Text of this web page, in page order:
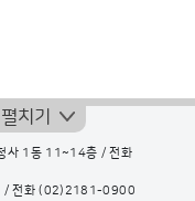
펼치기
사 1동 11~14층 / 전화
/ 전화(02)2181-0900